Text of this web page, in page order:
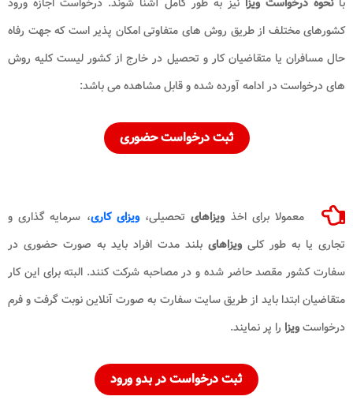
کشورهای مختلف از طریق روش های متفاوتی امکان پذیر است که جهت رفاه
حال مسافران یا متقاضیان کار و تحصیل در خارج از کشور لیست کلیه روش
های درخواست در ادامه آورده شده و قابل مشاهده می باشد:
ثبت درخواست حضوری
معمولا برای اخذ ویزاهای تحصیلی،ویزای کاری، سرمایه گذاری و
تجاری یا به طور کلی ویزاهای بلند مدت افراد باید به صورت حضوری در
سفارت کشور مقصد حاضر شده و در مصاحبه شرکت کنند. البته برای این کار
متقاضیان ابتدا باید از طریق سایت سفارت به صورت آنلاین نوبت گرفت و فرم
درخواستویزا را پر نمایند.
ثبت درخواست در بدو ورود